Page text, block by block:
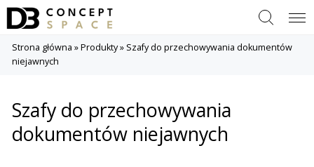
Szukaj Menu
Strona główna »Produkty» Szafy do przechowywania dokumentów
niejawnych
Szafy do przechowywania
dokumentów niejawnych